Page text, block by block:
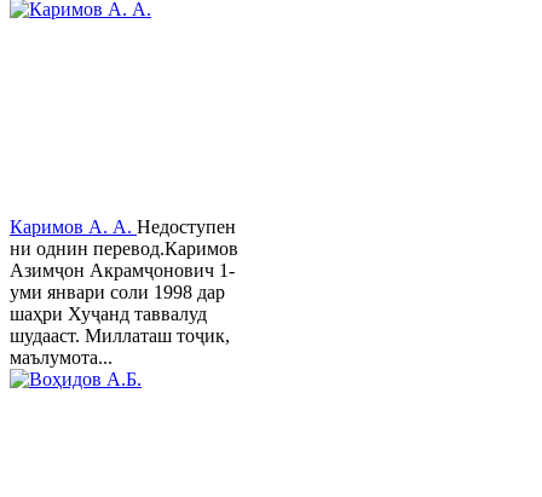
Каримов А. А. Недоступен
ни однин перевод.Каримов
Азимҷон Акрамҷонович 1-
уми январи соли 1998 дар
шаҳри Хуҷанд таввалуд
шудааст. Миллаташ тоҷик,
маълумота...